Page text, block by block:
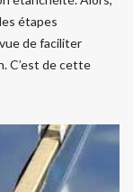
étapes
de faciliter
C’est de cette